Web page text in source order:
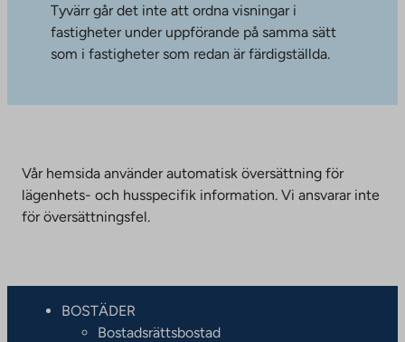
Tyvärr går det inte att ordna visningar i
fastigheter under uppförande på samma sätt
som i fastigheter som redan är färdigställda.
Vår hemsida använder automatisk översättning för
lägenhets- och husspecifik information. Vi ansvarar inte
för översättningsfel.
BOSTÄDER
Bostadsrättsbostad